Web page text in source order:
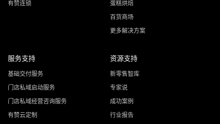
有赞连锁
蛋糕烘焙
百货商场
更多解决方案
服务支持
基础交付服务
门店私域启动服务
门店私域经营咨询服务
有赞云定制
资源支持
新零售智库
专家说
成功案例
行业报告